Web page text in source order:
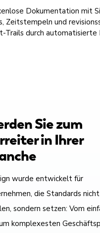
Dokumentation mit
Zeitstempeln und
Trails durch automatisierte
Sie zum
in Ihrer
wurde entwickelt für
die Standards
sondern setzen: Vom
komplexesten